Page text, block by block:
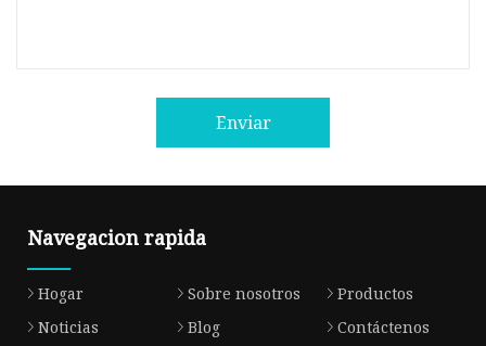
Enviar
Navegacion rapida
Hogar Sobre nosotros
Productos
Noticias
Blog
Contáctenos